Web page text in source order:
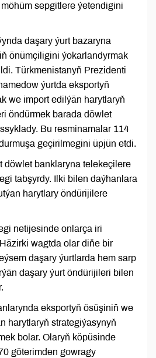
sepgitlere ýetendigini
daşary ýurt bazaryna
önümçiligini ýokarlandyrmak
Türkmenistanyň Prezidenti
ýurtda eksportyň
we import edilýän harytlaryň
öndürmek barada döwlet
Bu resminamalar 114
geçirilmegini üpjün etdi.
döwlet banklaryna telekeçilere
tabşyrdy. Ilki bilen daýhanlara
harytlary öndürijilere
netijesinde onlarça iri
wagtda olar diňe bir
daşary ýurtlarda hem sarp
daşary ýurt öndürijileri bilen
eksportyň ösüşiniň we
harytlaryň strategiýasynyň
bolar. Olaryň köpüsinde
göterimden gowragy